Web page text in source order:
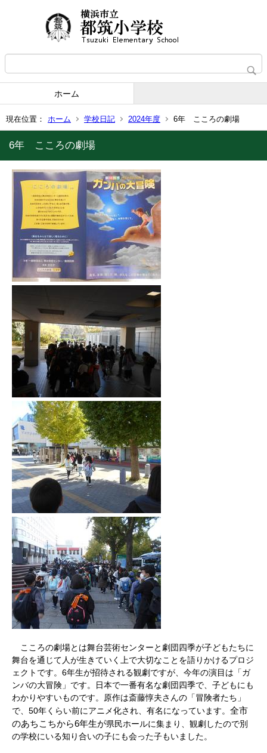
ホーム
現在位置： ホーム 学校日記 2024年度 6年 こころの劇場
6年 こころの劇場
こころの劇場とは舞台芸術センターと劇団四季が子どもたちに
舞台を通じて人が生きていく上で大切なことを語りかけるプロジ
ェクトです。6年生が招待される観劇ですが、今年の演目は「ガ
ンバの大冒険」です。日本で一番有名な劇団四季で、子どもにも
わかりやすいものです。原作は斎藤惇夫さんの「冒険者たち」
で、50年くらい前にアニメ化され、有名になっています。 全市
のあちこちから6年生が県民ホールに集まり、観劇したので別
の学校にいる知り合いの子にも会った子もいました。